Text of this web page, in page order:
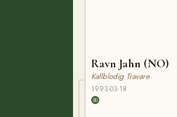
Ravn Jahn (NO)
Kallblodig Travare
1993-03-18